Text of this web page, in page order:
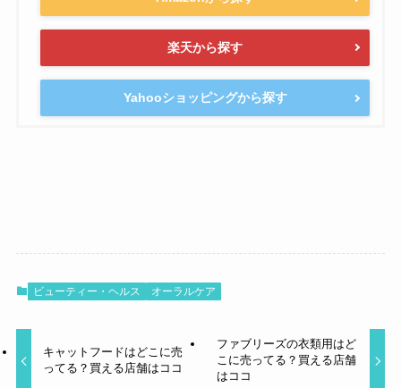
楽天から探す
Yahooショッピングから探す
ビューティー・ヘルス オーラルケア
キャットフードはどこに売
ってる？買える店舗はココ
ファブリーズの衣類用はど
こに売ってる？買える店舗
はココ